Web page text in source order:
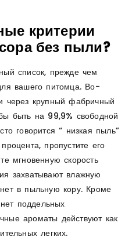
критерии
без пыли?
список, прежде чем
вашего питомца. Во-
через крупный фабричный
быть на 99,9% свободной
говорится “ низкая пыль”
пропустите его
мгновенную скорость
захватывают влажную
в пыльную кору. Кроме
поддельных
ароматы действуют как
легких.